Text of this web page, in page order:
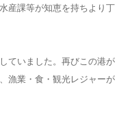
産課等が知恵を持ちより丁
ていました。再びこの港が
漁業・食・観光レジャーが